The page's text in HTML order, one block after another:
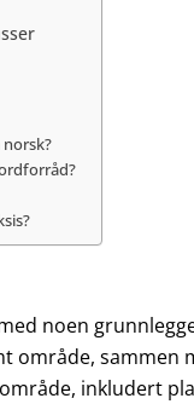
noen
område, sammen
inkludert